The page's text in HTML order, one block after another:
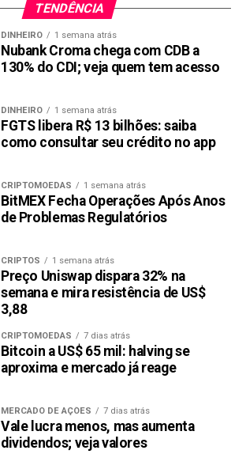
TENDÊNCIA
DINHEIRO 1 semana atrás
Nubank Croma chega com CDB a
130% do CDI; veja quem tem acesso
DINHEIRO 1 semana atrás
FGTS libera R$ 13 bilhões: saiba
como consultar seu crédito no app
CRIPTOMOEDAS 1 semana atrás
BitMEX Fecha Operações Após Anos
de Problemas Regulatórios
CRIPTOS 1 semana atrás
Preço Uniswap dispara 32% na
semana e mira resistência de US$
3,88
CRIPTOMOEDAS 7 dias atrás
Bitcoin a US$ 65 mil: halving se
aproxima e mercado já reage
MERCADO DE AÇÕES 7 dias atrás
Vale lucra menos, mas aumenta
dividendos; veja valores